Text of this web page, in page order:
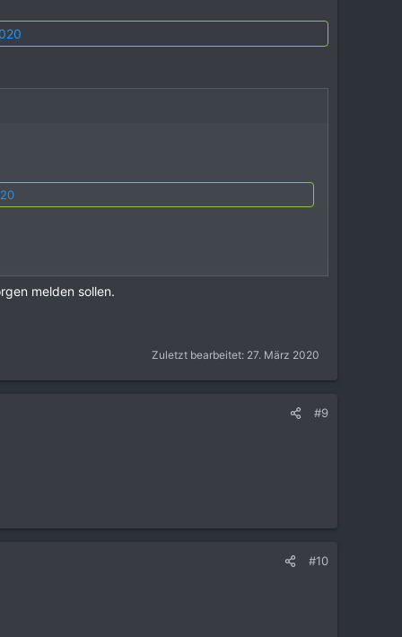
melden sollen.
Zuletzt bearbeitet: 27. März 2020
#9
#10